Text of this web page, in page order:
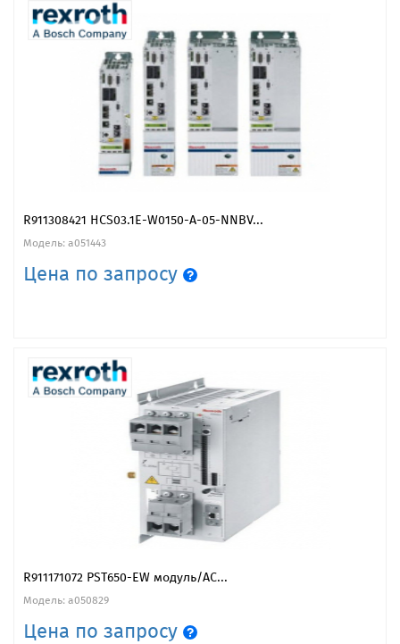
R911308421 HCS03.1E-W0150-A-05-NNBV...
Модель: a051443
Цена по запросу
R911171072 PST650-EW модуль/AC...
Модель: a050829
Цена по запросу